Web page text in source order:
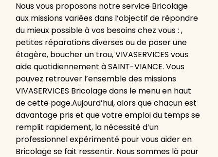
Nous vous proposons notre service Bricolage
aux missions variées dans l’objectif de répondre
du mieux possible à vos besoins chez vous : ,
petites réparations diverses ou de poser une
étagère, boucher un trou, VIVASERVICES vous
aide quotidiennement à SAINT-VIANCE. Vous
pouvez retrouver l’ensemble des missions
VIVASERVICES Bricolage dans le menu en haut
de cette page.Aujourd’hui, alors que chacun est
davantage pris et que votre emploi du temps se
remplit rapidement, la nécessité d’un
professionnel expérimenté pour vous aider en
Bricolage se fait ressentir. Nous sommes là pour